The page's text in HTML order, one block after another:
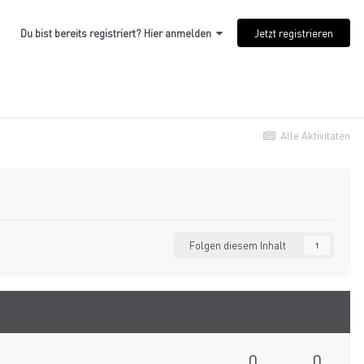
Du bist bereits registriert? Hier anmelden Jetzt registrieren
Alle Aktivitäten
Folgen diesem Inhalt 1